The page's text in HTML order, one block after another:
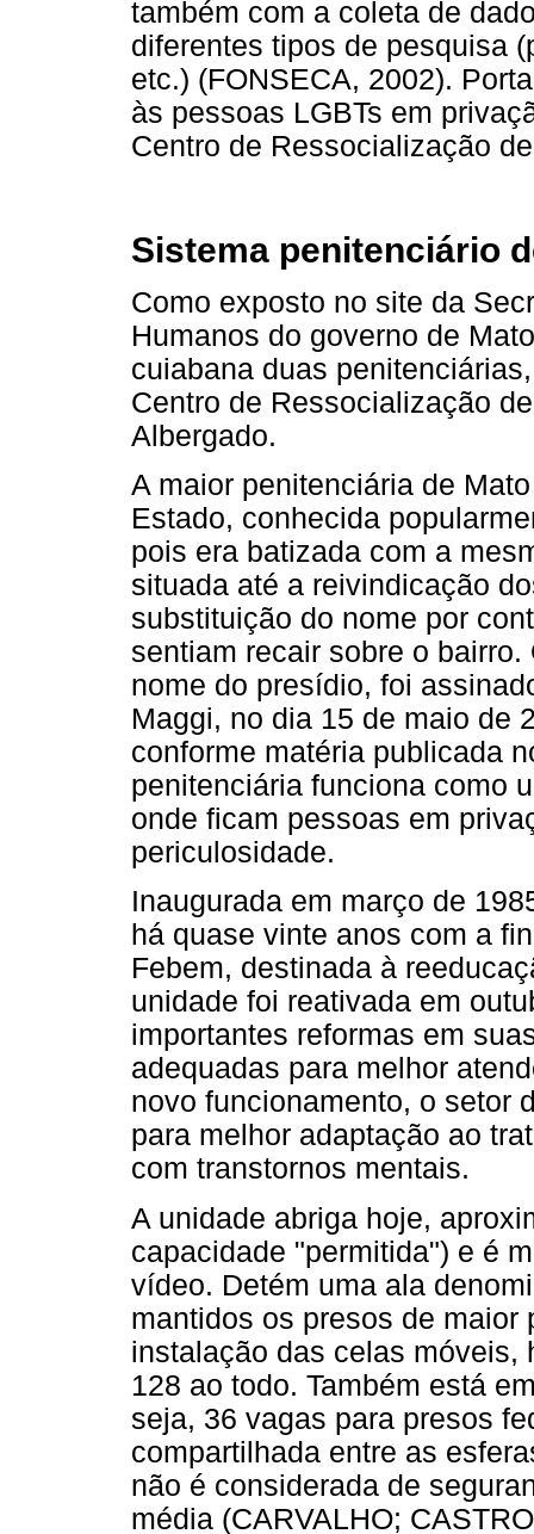
também com a coleta de
diferentes tipos de pesquisa
etc.) (FONSECA, 2002).
às pessoas LGBTs em
Centro de Ressocialização
Sistema penitenciário
Como exposto no site da
Humanos do governo de
cuiabana duas
Centro de Ressocialização
Albergado.
A maior penitenciária de
Estado, conhecida
pois era batizada com a
situada até a reivindicação
substituição do nome por
sentiam recair sobre o
nome do presídio, foi
Maggi, no dia 15 de maio de
conforme matéria publicada
penitenciária funciona como
onde ficam pessoas em
periculosidade.
Inaugurada em março de
há quase vinte anos com a
Febem, destinada à
unidade foi reativada em
importantes reformas em
adequadas para melhor
novo funcionamento, o setor
para melhor adaptação ao
com transtornos mentais.
A unidade abriga hoje,
capacidade "permitida") e é
vídeo. Detém uma ala
mantidos os presos de
instalação das celas móveis,
128 ao todo. Também está
seja, 36 vagas para presos
compartilhada entre as
não é considerada de
média (CARVALHO;